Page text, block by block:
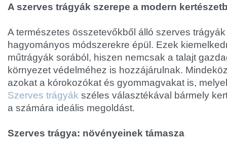
A szerves trágyák szerepe a modern
A természetes összetevőkből álló szerves
hagyományos módszerekre épül. Ezek
műtrágyák sorából, hiszen nemcsak a talajt
környezet védelméhez is hozzájárulnak.
azokat a kórokozókat és gyommagvakat is,
Szerves trágyák széles választékával bármely
a számára ideális megoldást.
Szerves trágya: növényeinek támasza